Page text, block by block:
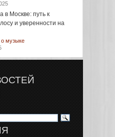
в Москве: путь к
и уверенности на
о музыке